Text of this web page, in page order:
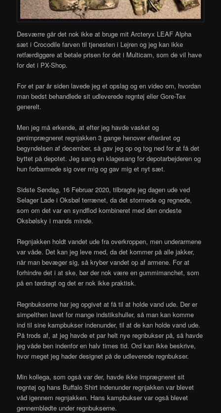
Desværre går det nok ikke at bruge mit Arcteryx LEAF Alpha
sæt i Crocodile farven til tjenesten i Lejren og jeg kan ikke
retfærdiggøre at betale prisen for det i Multicam, som de vil have
for det i PX-Shop.
For et par år siden lavede jeg et opslag og en video om, hvordan
man bedst behandlede sit udleverede regntøj eller Gore-Tex
generelt.
Men jeg må erkende, at efter jeg havde vasket og
genimprægneret regnjakken 3 gange henover efteråret og
begyndelsen af december, så gav jeg op og tog ned for at få det
byttet på depotet. Jeg sang en klagesang for depotarbejderen og
hun forbarmede sig over mig og gav mig et nyt sæt.
Sidste Søndag, 16 Februar 2020, tilbragte jeg dagen ude ved
Selager Lade i Oksbøl terrænet, da det stormede og regnede,
som om det var en syndflod kombineret med den ondeste
Oksbølsky i mands minde.
Regnjakken holdt vandet ude fra overkroppen, men underarmene
var våde. Det kan jeg leve med, da det kommer på alle jakker,
når man bevæger sig, så kryber vandet op af armene. For at
forhindre det i at ske, bør der nok være en gummimanchet, som
på en tørdragt og det er nok ikke praktisk.
Regnbukserne har jeg opgivet at få til at holde vand ude. Der er
simpelthen lavet for mange indstikshuller, så man kan komme
ind til sine kampbukser indenunder, til at de kan holde vand ude.
På trods af, at jeg havde et par helt nye regnbukser på, så havde
jeg våde ben indenfor en halv times tid. Ord kan ikke beskrive,
hvor meget jeg hader designet på de udleverede regnbukser.
Min kollega, som også var der, havde ikke imprægneret sit
regntøj og hans Buffalo Shirt indenunder regnjakken var blevet
våd igennem regnjakken. Hans kampbukser var også blevet
gennemblødte under regnbukserne.